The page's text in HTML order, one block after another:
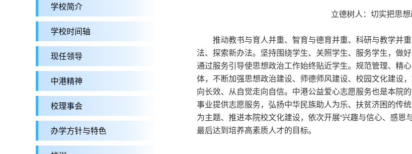
学校简介
学校时间轴
现任领导
中港精神
校理事会
办学方针与特色
立德树人：切实把思
推动教书与育人并重、智育与德育并重、科研与教学并
法、探索新办法。坚持围绕学生、关照学生、服务学生，做
通过服务引导使思想政治工作始终贴近学生。规范管理、精
体，不断加强思想政治建设、师德师风建设、校园文化建设
向长效、从自觉走向自信。 中港公益爱心志愿服务也是本院
事业提供志愿服务，弘扬中华民族助人为乐、扶贫济困的传
为主题、推进本院校文化建设，依次开展“兴趣与信心、感恩
最后达到培养高素质人才的目标。